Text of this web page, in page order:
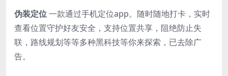
伪装定位一款通过手机定位app。随时随地打卡，实时
查看位置守护好友安全，支持位置共享，阻绝防止失
联，路线规划等等多种黑科技等你来探索，已去除广
告。